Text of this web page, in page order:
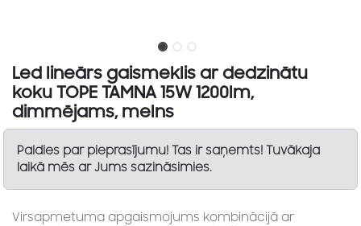
Led lineārs gaismeklis ar dedzinātu
koku TOPE TAMNA 15W 1200lm,
dimmējams, melns
Paldies par pieprasījumu! Tas ir saņemts! Tuvākaja
laikā mēs ar Jums sazināsimies.
Virsapmetuma apgaismojums kombinācijā ar